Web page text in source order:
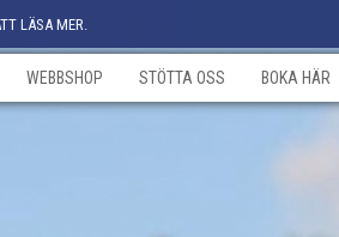
LÄSA MER.
WEBBSHOP STÖTTA OSS BOKA HÄR